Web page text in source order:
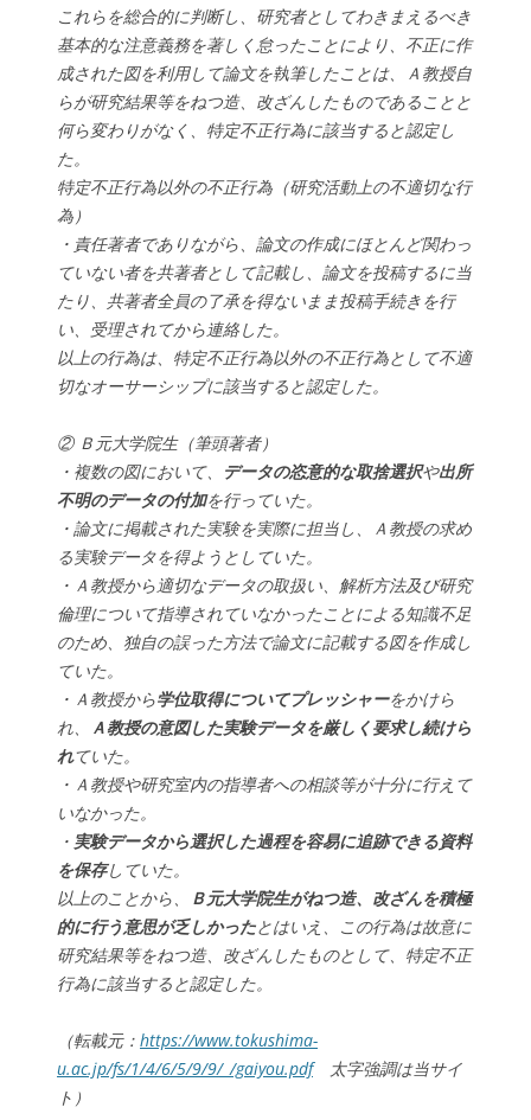
これらを総合的に判断し、研究者としてわきまえるべき
基本的な注意義務を著しく怠ったことにより、不正に作
成された図を利用して論文を執筆したことは、Ａ教授自
らが研究結果等をねつ造、改ざんしたものであることと
何ら変わりがなく、特定不正行為に該当すると認定し
た。
特定不正行為以外の不正行為（研究活動上の不適切な行
為）
・責任著者でありながら、論文の作成にほとんど関わっ
ていない者を共著者として記載し、論文を投稿するに当
たり、共著者全員の了承を得ないまま投稿手続きを行
い、受理されてから連絡した。
以上の行為は、特定不正行為以外の不正行為として不適
切なオーサーシップに該当すると認定した。
② Ｂ元大学院生（筆頭著者）
・複数の図において、
データの恣意的な取捨選択や出所
不明のデータの付加を行っていた。
・論文に掲載された実験を実際に担当し、Ａ教授の求め
る実験データを得ようとしていた。
・Ａ教授から適切なデータの取扱い、解析方法及び研究
倫理について指導されていなかったことによる知識不足
のため、独自の誤った方法で論文に記載する図を作成し
ていた。
・Ａ教授から学位取得についてプレッシャーをかけら
れ、
Ａ教授の意図した実験データを厳しく要求し続けら
れていた。
・Ａ教授や研究室内の指導者への相談等が十分に行えて
いなかった。
・ 実験データから選択した過程を容易に追跡できる資料
を保存していた。
以上のことから、
Ｂ元大学院生がねつ造、改ざんを積極
的に行う意思が乏しかったとはいえ、この行為は故意に
研究結果等をねつ造、改ざんしたものとして、特定不正
行為に該当すると認定した。
（転載元： https://www.tokushima-
u.ac.jp/fs/1/4/6/5/9/9/_/gaiyou.pdf太字強調は当サイ
ト）